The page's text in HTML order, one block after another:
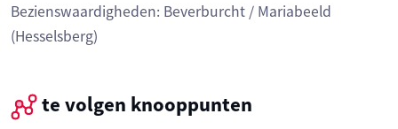
Bezienswaardigheden: Beverburcht / Mariabeeld
(Hesselsberg)
te volgen knooppunten